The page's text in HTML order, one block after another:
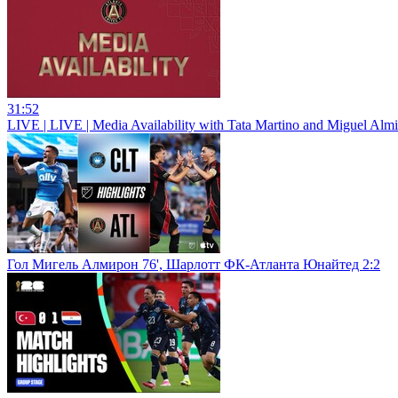
31:52
LIVE | LIVE | Media Availability with Tata Martino and Miguel
Гол Мигель Алмирон 76', Шарлотт ФК-Атланта Юнайтед 2:2